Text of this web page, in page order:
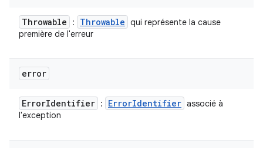
Throwable : Throwable qui représente la cause
première de l'erreur
error
ErrorIdentifier : ErrorIdentifier associé à
l'exception